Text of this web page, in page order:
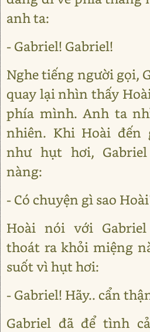
anh ta:
- Gabriel! Gabriel!
Nghe tiếng người gọi,
quay lại nhìn thấy
phía mình. Anh ta
nhiên. Khi Hoài đến
như hụt hơi,
nàng:
- Có chuyện gì sao
Hoài nói với
thoát ra khỏi miệng
suốt vì hụt hơi:
- Gabriel! Hãy.. cẩn
Gabriel đã để tình